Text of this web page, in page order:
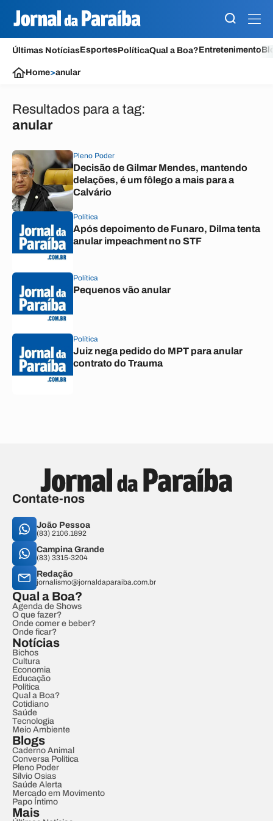
Últimas NotíciasEsportesPolíticaQual a Boa?Entretenimento
Home>anular
Resultados para a tag:
anular
Pleno Poder
Decisão de Gilmar Mendes, mantendo
delações, é um fôlego a mais para a
Calvário
Política
Após depoimento de Funaro, Dilma tenta
anular impeachment no STF
Política
Pequenos vão anular
Política
Juiz nega pedido do MPT para anular
contrato do Trauma
Contate-nos
João Pessoa
(83) 2106.1892
Campina Grande
(83) 3315-3204
Redação
jornalismo@jornaldaparaiba.com.br
Qual a Boa?
Agenda de Shows
O que fazer?
Onde comer e beber?
Onde ficar?
Notícias
Bichos
Cultura
Economia
Educação
Política
Qual a Boa?
Cotidiano
Saúde
Tecnologia
Meio Ambiente
Blogs
Caderno Animal
Conversa Política
Pleno Poder
Sílvio Osias
Saúde Alerta
Mercado em Movimento
Papo Íntimo
Mais